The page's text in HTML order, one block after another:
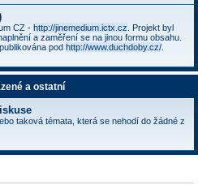
CZ - http://jinemedium.ictx.cz . Projekt byl
a zaměření se na jinou formu obsahu.
pod http://www.duchdoby.cz/
a ostatní
taková témata, která se nehodí do žádné z